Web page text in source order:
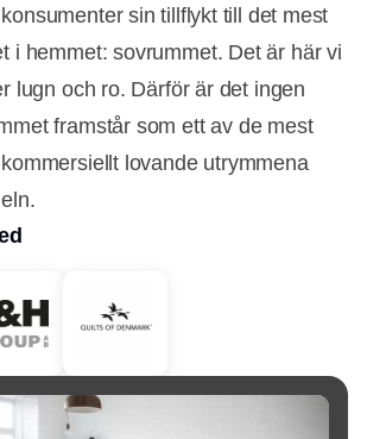
sin tillflykt till det mest
i hemmet: sovrummet. Det är här vi
lugn och ro. Därför är det ingen
framstår som ett av de mest
lovande utrymmena